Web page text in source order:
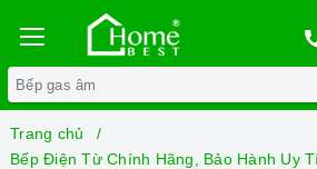
Trang chủ
Bếp Điện Từ Chính Hãng, Bảo Hành Uy